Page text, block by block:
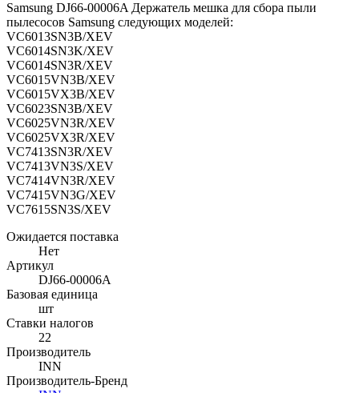
Samsung DJ66-00006A Держатель мешка для сбора пыли
пылесосов Samsung следующих моделей:
VC6013SN3B/XEV
VC6014SN3K/XEV
VC6014SN3R/XEV
VC6015VN3B/XEV
VC6015VX3B/XEV
VC6023SN3B/XEV
VC6025VN3R/XEV
VC6025VX3R/XEV
VC7413SN3R/XEV
VC7413VN3S/XEV
VC7414VN3R/XEV
VC7415VN3G/XEV
VC7615SN3S/XEV
Ожидается поставка
Нет
Артикул
DJ66-00006A
Базовая единица
шт
Ставки налогов
22
Производитель
INN
Производитель-Бренд